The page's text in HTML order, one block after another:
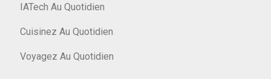
IATech Au Quotidien
Cuisinez Au Quotidien
Voyagez Au Quotidien